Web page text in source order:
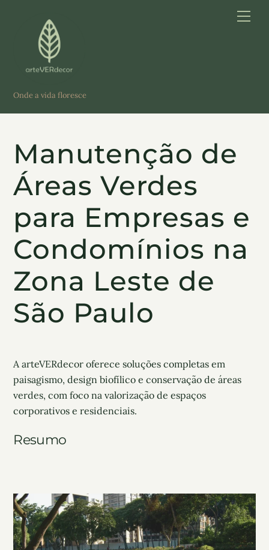
Onde a vida floresce
Manutenção de
Áreas Verdes
para Empresas e
Condomínios na
Zona Leste de
São Paulo
A arteVERdecor oferece soluções completas em
paisagismo, design biofílico e conservação de áreas
verdes, com foco na valorização de espaços
corporativos e residenciais.
Resumo